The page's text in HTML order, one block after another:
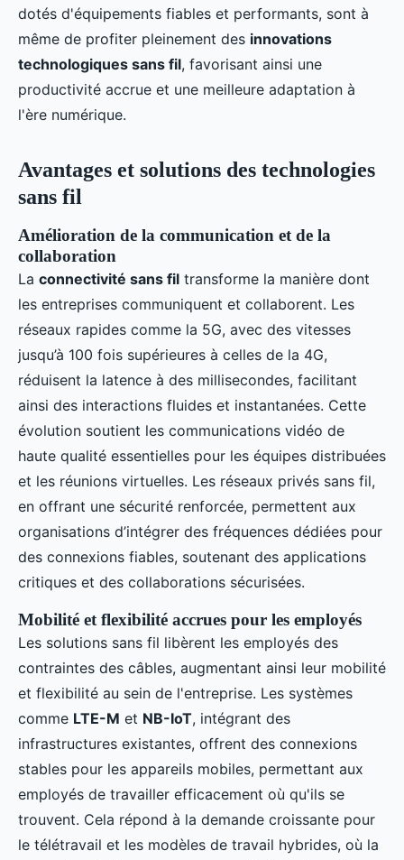
dotés d'équipements fiables et performants, sont à
même de profiter pleinement des innovations
technologiques sans fil, favorisant ainsi une
productivité accrue et une meilleure adaptation à
l'ère numérique.
Avantages et solutions des technologies
sans fil
Amélioration de la communication et de la
collaboration
La connectivité sans fil transforme la manière dont
les entreprises communiquent et collaborent. Les
réseaux rapides comme la 5G, avec des vitesses
jusqu’à 100 fois supérieures à celles de la 4G,
réduisent la latence à des millisecondes, facilitant
ainsi des interactions fluides et instantanées. Cette
évolution soutient les communications vidéo de
haute qualité essentielles pour les équipes distribuées
et les réunions virtuelles. Les réseaux privés sans fil,
en offrant une sécurité renforcée, permettent aux
organisations d’intégrer des fréquences dédiées pour
des connexions fiables, soutenant des applications
critiques et des collaborations sécurisées.
Mobilité et flexibilité accrues pour les employés
Les solutions sans fil libèrent les employés des
contraintes des câbles, augmentant ainsi leur mobilité
et flexibilité au sein de l'entreprise. Les systèmes
comme LTE-M et NB-IoT, intégrant des
infrastructures existantes, offrent des connexions
stables pour les appareils mobiles, permettant aux
employés de travailler efficacement où qu'ils se
trouvent. Cela répond à la demande croissante pour
le télétravail et les modèles de travail hybrides, où la